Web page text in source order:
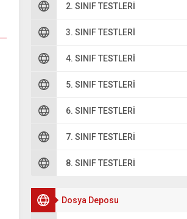
2. SINIF TESTLERI
3. SINIF TESTLERI
4. SINIF TESTLERI
5. SINIF TESTLERI
6. SINIF TESTLERI
7. SINIF TESTLERI
8. SINIF TESTLERI
Dosya Deposu
Hangisinin simetrisi vardır?